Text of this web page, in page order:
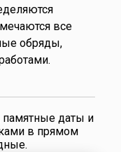
все
обряды,
даты и
в прямом